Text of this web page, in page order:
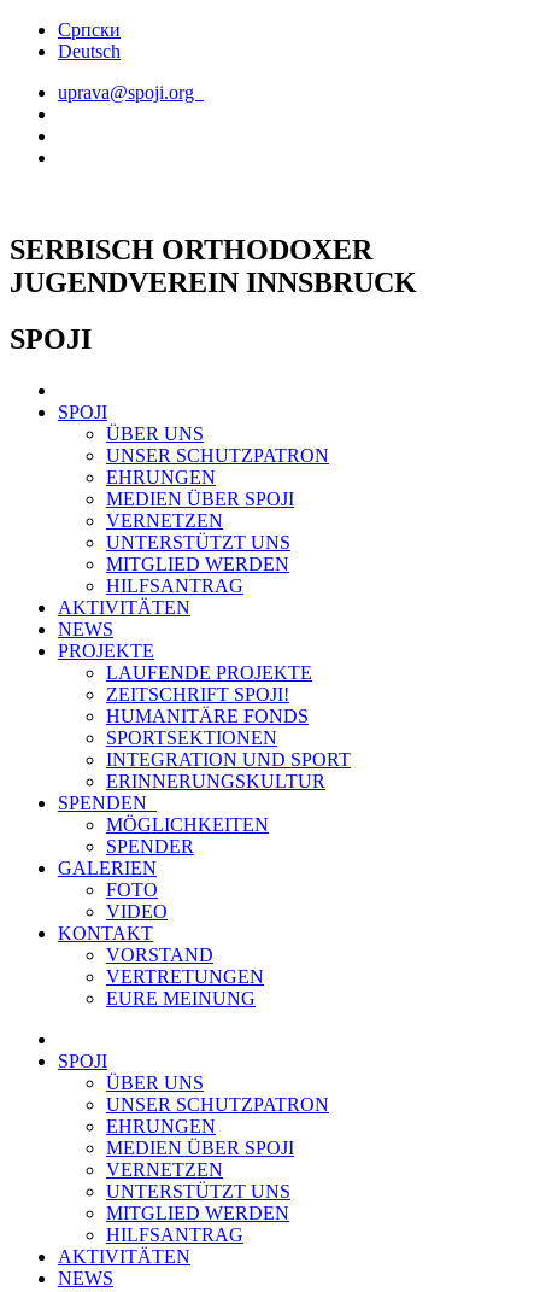
Skip
Српски
Deutsch
uprava@spoji.org
SERBISCH ORTHODOXER
JUGENDVEREIN INNSBRUCK
SPOJI
SPOJI
ÜBER UNS
UNSER SCHUTZPATRON
EHRUNGEN
MEDIEN ÜBER SPOJI
VERNETZEN
UNTERSTÜTZT UNS
MITGLIED WERDEN
HILFSANTRAG
AKTIVITÄTEN
NEWS
PROJEKTE
LAUFENDE PROJEKTE
ZEITSCHRIFT SPOJI!
HUMANITÄRE FONDS
SPORTSEKTIONEN
INTEGRATION UND SPORT
ERINNERUNGSKULTUR
SPENDEN
MÖGLICHKEITEN
SPENDER
GALERIEN
FOTO
VIDEO
KONTAKT
VORSTAND
VERTRETUNGEN
EURE MEINUNG
SPOJI
ÜBER UNS
UNSER SCHUTZPATRON
EHRUNGEN
MEDIEN ÜBER SPOJI
VERNETZEN
UNTERSTÜTZT UNS
MITGLIED WERDEN
HILFSANTRAG
AKTIVITÄTEN
NEWS